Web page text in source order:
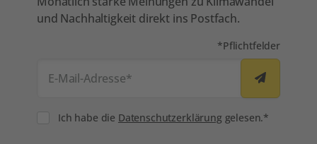
und Nachhaltigkeit direkt ins Postfach.
Mit * markierte
*Pflichtfelder
E-Mail-Adresse*
ConsentIch habe die Datenschutzerklärunggelesen.*